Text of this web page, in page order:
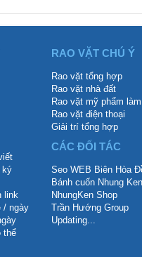
ký
link
/ ngày
thể
RAO VẶT CHÚ Ý
Rao vặt tổng hợp
Rao vặt nhà đất
Rao vặt mỹ phẩm
Rao vặt điện thoại
Giải trí tổng hợp
CÁC ĐỐI TÁC
Seo WEB Biên Hòa
Bánh cuốn Nhung Ken
NhungKen Shop
Trần Hướng Group
Updating...